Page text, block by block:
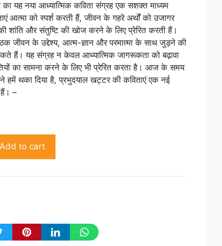
यह नया आध्यात्मिक कविता संग्रह एक सशक्त माध्यम
आत्मा को स्पर्श करती हैं, जीवन के गहरे अर्थों को उजागर
शांति और संतुष्टि की खोज करने के लिए प्रेरित करती हैं।
जीवन के उद्देश्य, आत्म-ज्ञान और परमात्मा के साथ जुड़ने की
हैं। यह संग्रह न केवल आध्यात्मिक जागरूकता को बढ़ावा
का सामना करने के लिए भी प्रेरित करता है। आज के समय
थका दिया है, प्रभुदयाल खट्टर की कविताएं एक नई
–
Add to cart